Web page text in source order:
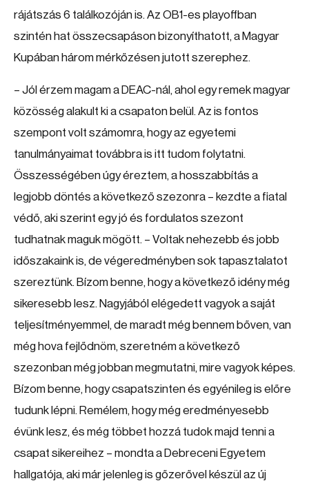
rájátszás 6 találkozóján is. Az OB1-es playoffban
szintén hat összecsapáson bizonyíthatott, a Magyar
Kupában három mérkőzésen jutott szerephez.
– Jól érzem magam a DEAC-nál, ahol egy remek magyar
közösség alakult ki a csapaton belül. Az is fontos
szempont volt számomra, hogy az egyetemi
tanulmányaimat továbbra is itt tudom folytatni.
Összességében úgy éreztem, a hosszabbítás a
legjobb döntés a következő szezonra – kezdte a fiatal
védő, aki szerint egy jó és fordulatos szezont
tudhatnak maguk mögött. – Voltak nehezebb és jobb
időszakaink is, de végeredményben sok tapasztalatot
szereztünk. Bízom benne, hogy a következő idény még
sikeresebb lesz. Nagyjából elégedett vagyok a saját
teljesítményemmel, de maradt még bennem bőven, van
még hova fejlődnöm, szeretném a következő
szezonban még jobban megmutatni, mire vagyok képes.
Bízom benne, hogy csapatszinten és egyénileg is előre
tudunk lépni. Remélem, hogy még eredményesebb
évünk lesz, és még többet hozzá tudok majd tenni a
csapat sikereihez – mondta a Debreceni Egyetem
hallgatója, aki már jelenleg is gőzerővel készül az új